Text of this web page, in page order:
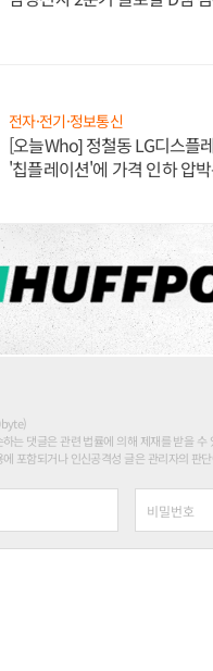
전자·전기·정보통신
[오늘Who] 정철동 LG디스플
'칩플레이션'에 가격 인하 압
는 댓글은 관련 법률에 의해 제재를 받을 수
포함되거나 인신공격성 글은 관리자의 판